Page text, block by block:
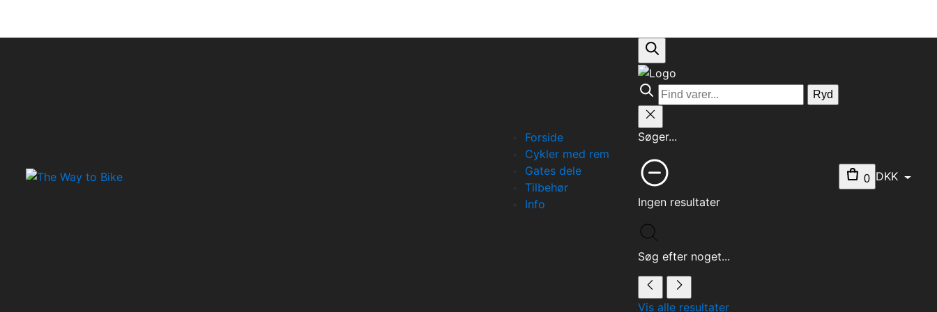
Forside
Cykler med rem
Gates dele
Tilbehør
Info
Ryd
Søger...
Ingen resultater
Søg efter noget...
Vis alle resultater
0 DKK